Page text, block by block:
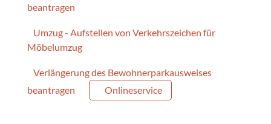
beantragen
Umzug - Aufstellen von Verkehrszeichen für
Möbelumzug
Verlängerung des Bewohnerparkausweises
beantragen
Onlineservice